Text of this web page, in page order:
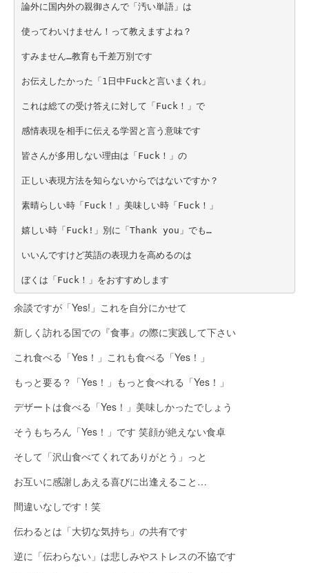
論外に国内外の親御さんで「汚い単語」は
使ってわいけません！って教えますよね？
すみません…教育も千差万別です
お伝えしたかった「1日中Fuckと言いまくれ」
これは総ての受け答えに対して「Fuck！」で
感情表現を相手に伝える学習と言う意味です
皆さんが多用しない理由は「Fuck！」の
正しい表現方法を知らないからではないですか？
素晴らしい時「Fuck！」美味しい時「Fuck！」
嬉しい時「Fuck!」別に「Thank you」でも…
いいんですけど英語の表現力を高めるのは
ぼくは「Fuck！」をおすすめします
余談ですが「Yes!」これを自分にかせて
新しく訪れる国での『食事』の際に実践して下さい
これ食べる「Yes！」これも食べる「Yes！」
もっと要る？「Yes！」もっと食べれる「Yes！」
デザートは食べる「Yes！」美味しかったでしょう
そうもちろん「Yes！」です 笑顔が絶えない食卓
そして「沢山食べてくれてありがとう」っと
お互いに感謝しあえる喜びに出逢えること…
間違いなしです！笑
伝わるとは「大切な気持ち」の共有です
逆に「伝わらない」は悲しみやストレスの不協です